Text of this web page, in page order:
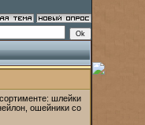
шлейки
ошейники со